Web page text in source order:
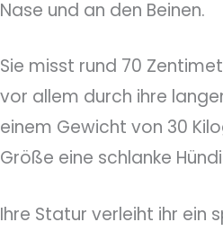
Nase und an den Beinen.
Sie misst rund 70
vor allem durch ihre
einem Gewicht von 30
Größe eine schlanke
Ihre Statur verleiht ihr ein